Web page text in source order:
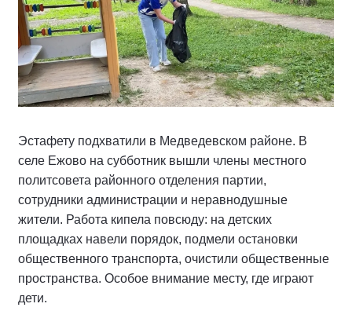
Эстафету подхватили в Медведевском районе. В
селе Ежово на субботник вышли члены местного
политсовета районного отделения партии,
сотрудники администрации и неравнодушные
жители. Работа кипела повсюду: на детских
площадках навели порядок, подмели остановки
общественного транспорта, очистили общественные
пространства. Особое внимание месту, где играют
дети.